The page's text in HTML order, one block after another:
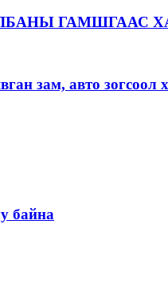
ГАМШГААС
зам, авто зогсоол
байна